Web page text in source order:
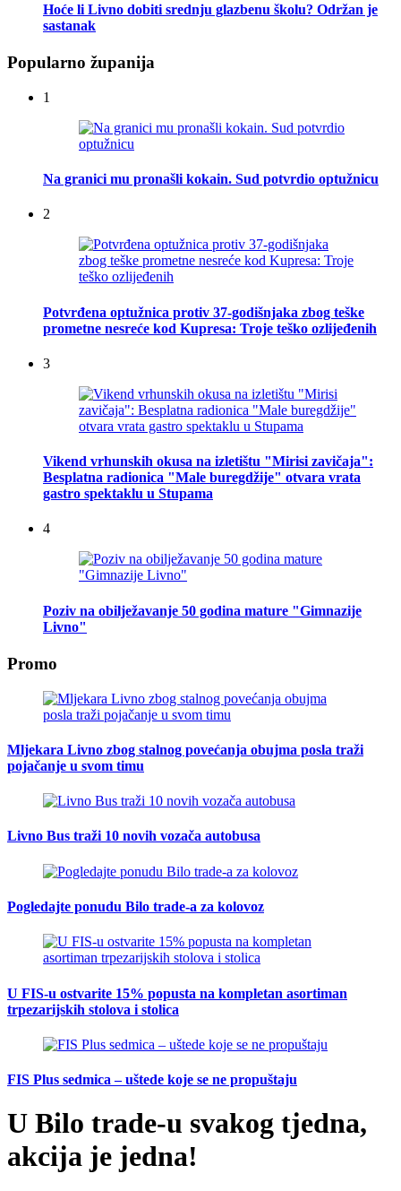
Hoće li Livno dobiti srednju glazbenu školu? Održan je
sastanak
Popularno županija
1
Na granici mu pronašli kokain. Sud potvrdio optužnicu
2
Potvrđena optužnica protiv 37-godišnjaka zbog teške
prometne nesreće kod Kupresa: Troje teško ozlijeđenih
3
Vikend vrhunskih okusa na izletištu "Mirisi zavičaja":
Besplatna radionica "Male buregdžije" otvara vrata
gastro spektaklu u Stupama
4
Poziv na obilježavanje 50 godina mature "Gimnazije
Livno"
Promo
Mljekara Livno zbog stalnog povećanja obujma posla traži
pojačanje u svom timu
Livno Bus traži 10 novih vozača autobusa
Pogledajte ponudu Bilo trade-a za kolovoz
U FIS-u ostvarite 15% popusta na kompletan asortiman
trpezarijskih stolova i stolica
FIS Plus sedmica – uštede koje se ne propuštaju
U Bilo trade-u svakog tjedna,
akcija je jedna!